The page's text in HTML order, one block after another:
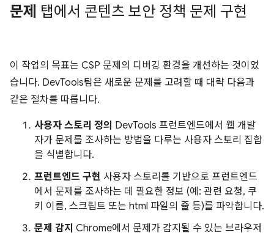
문제 탭에서 콘텐츠 보안 정책 문제 구현
이 작업의 목표는 CSP 문제의 디버깅 환경을 개선하는 것이었
습니다. DevTools팀은 새로운 문제를 고려할 때 대략 다음과
같은 절차를 따릅니다.
사용자 스토리 정의 DevTools 프런트엔드에서 웹 개발
자가 문제를 조사하는 방법을 다루는 사용자 스토리 집합
을 식별합니다.
프런트엔드 구현 사용자 스토리를 기반으로 프런트엔드
에서 문제를 조사하는 데 필요한 정보 (예: 관련 요청, 쿠
키 이름, 스크립트 또는 html 파일의 줄 등)를 파악합니다.
문제 감지 Chrome에서 문제가 감지될 수 있는 브라우저